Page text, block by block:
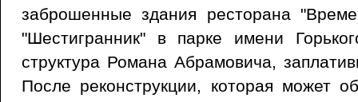
заброшенные здания ресторана
"Шестигранник" в парке имени
структура Романа Абрамовича,
После реконструкции, которая может